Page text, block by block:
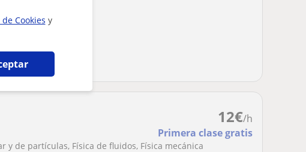
Cookies y
los niveles
12€/h
Primera clase gratis
y de partículas, Física de fluidos, Física mecánica